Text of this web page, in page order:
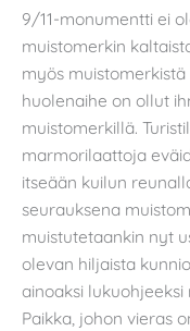
9/11-monumentti ei
muistomerkin
myös muistomerkistä
huolenaihe on ollut
muistomerkillä.
marmorilaattoja
itseään kuilun
seurauksena
muistutetaankin nyt
olevan hiljaista
ainoaksi
Paikka, johon vieras